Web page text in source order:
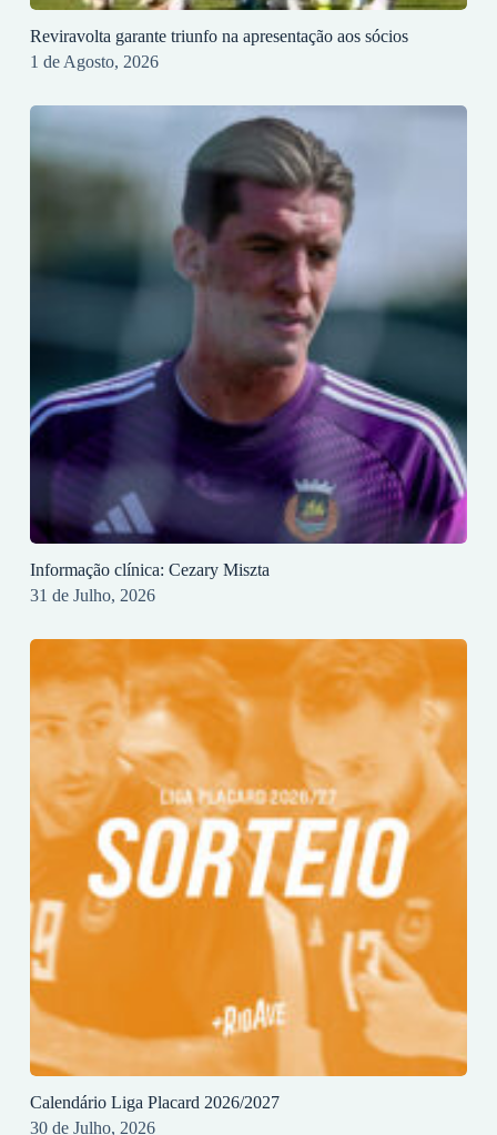
Reviravolta garante triunfo na apresentação aos sócios
1 de Agosto, 2026
Informação clínica: Cezary Miszta
31 de Julho, 2026
Calendário Liga Placard 2026/2027
30 de Julho, 2026